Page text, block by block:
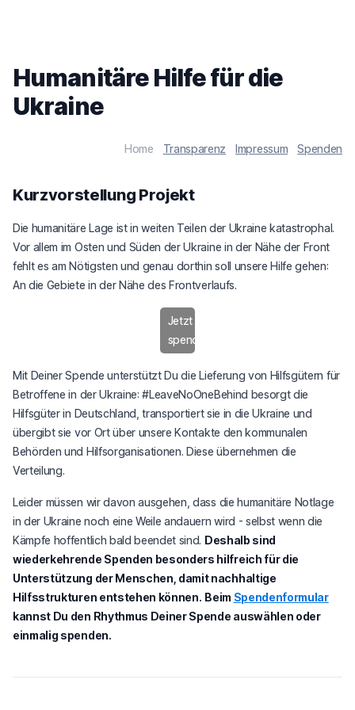
Humanitäre Hilfe für die
Ukraine
Home Transparenz Impressum Spenden
Kurzvorstellung Projekt
Die humanitäre Lage ist in weiten Teilen der Ukraine katastrophal.
Vor allem im Osten und Süden der Ukraine in der Nähe der Front
fehlt es am Nötigsten und genau dorthin soll unsere Hilfe gehen:
An die Gebiete in der Nähe des Frontverlaufs.
Jetzt
spenden
Mit Deiner Spende unterstützt Du die Lieferung von Hilfsgütern für
Betroffene in der Ukraine: #LeaveNoOneBehind besorgt die
Hilfsgüter in Deutschland, transportiert sie in die Ukraine und
übergibt sie vor Ort über unsere Kontakte den kommunalen
Behörden und Hilfsorganisationen. Diese übernehmen die
Verteilung.
Leider müssen wir davon ausgehen, dass die humanitäre Notlage
in der Ukraine noch eine Weile andauern wird - selbst wenn die
Kämpfe hoffentlich bald beendet sind. Deshalb sind
wiederkehrende Spenden besonders hilfreich für die
Unterstützung der Menschen, damit nachhaltige
Hilfsstrukturen entstehen können. Beim Spendenformular
kannst Du den Rhythmus Deiner Spende auswählen oder
einmalig spenden.